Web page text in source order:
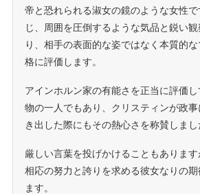
帝と恐れられる淑女の鏡のような女性
じ、周囲を圧倒するような気品と鋭い
り、相手の表面的な姿ではなく本質的
格に評価します。
アインホルン家の有能さを正当に評価
物の一人でもあり、クリスティンが政
き出した際にもその熱心さを称賛しまし
厳しい言葉を投げかけることもありま
相応の努力と誇りを求める彼女なりの
ます。